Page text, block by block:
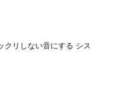
クリしない音にする シス